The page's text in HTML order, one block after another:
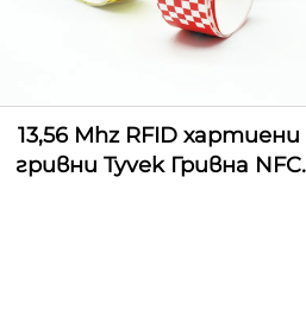
13,56 Mhz RFID хартиени
гривни Tyvek Гривна NFC